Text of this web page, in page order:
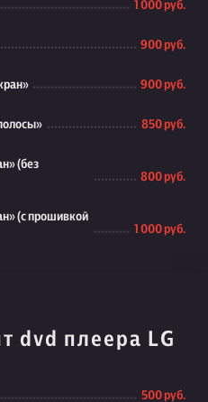
1 000 руб.
900 руб.
900 руб.
850 руб.
(без
800 руб.
(с прошивкой
1 000 руб.
dvd плеера LG
500 руб.